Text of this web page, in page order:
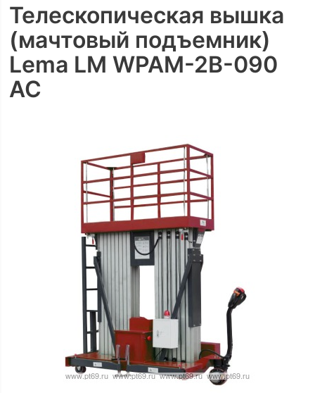
Телескопическая вышка
(мачтовый подъемник)
Lema LM WPAM-2В-090
AC